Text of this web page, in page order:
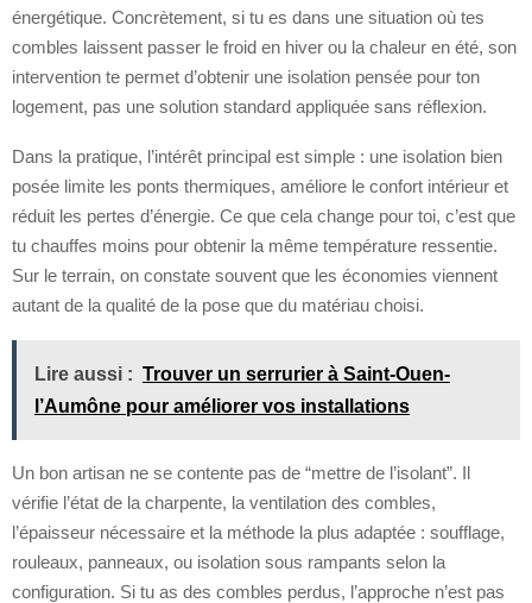
énergétique. Concrètement, si tu es dans une situation où tes
combles laissent passer le froid en hiver ou la chaleur en été, son
intervention te permet d’obtenir une isolation pensée pour ton
logement, pas une solution standard appliquée sans réflexion.
Dans la pratique, l’intérêt principal est simple : une isolation bien
posée limite les ponts thermiques, améliore le confort intérieur et
réduit les pertes d’énergie. Ce que cela change pour toi, c’est que
tu chauffes moins pour obtenir la même température ressentie.
Sur le terrain, on constate souvent que les économies viennent
autant de la qualité de la pose que du matériau choisi.
Lire aussi : Trouver un serrurier à Saint-Ouen-
l’Aumône pour améliorer vos installations
Un bon artisan ne se contente pas de “mettre de l’isolant”. Il
vérifie l’état de la charpente, la ventilation des combles,
l’épaisseur nécessaire et la méthode la plus adaptée : soufflage,
rouleaux, panneaux, ou isolation sous rampants selon la
configuration. Si tu as des combles perdus, l’approche n’est pas